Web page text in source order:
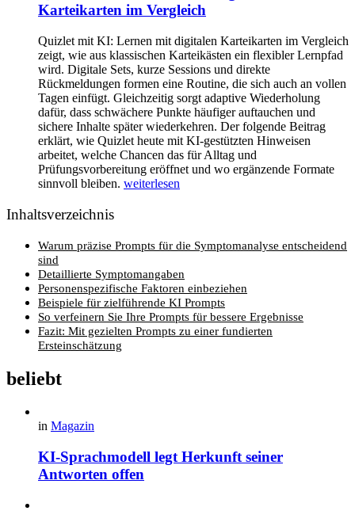
Karteikarten im Vergleich
Quizlet mit KI: Lernen mit digitalen Karteikarten im Vergleich
zeigt, wie aus klassischen Karteikästen ein flexibler Lernpfad
wird. Digitale Sets, kurze Sessions und direkte
Rückmeldungen formen eine Routine, die sich auch an vollen
Tagen einfügt. Gleichzeitig sorgt adaptive Wiederholung
dafür, dass schwächere Punkte häufiger auftauchen und
sichere Inhalte später wiederkehren. Der folgende Beitrag
erklärt, wie Quizlet heute mit KI-gestützten Hinweisen
arbeitet, welche Chancen das für Alltag und
Prüfungsvorbereitung eröffnet und wo ergänzende Formate
sinnvoll bleiben. weiterlesen
Inhaltsverzeichnis
Warum präzise Prompts für die Symptomanalyse entscheidend
sind
Detaillierte Symptomangaben
Personenspezifische Faktoren einbeziehen
Beispiele für zielführende KI Prompts
So verfeinern Sie Ihre Prompts für bessere Ergebnisse
Fazit: Mit gezielten Prompts zu einer fundierten
Ersteinschätzung
beliebt
in Magazin
KI-Sprachmodell legt Herkunft seiner
Antworten offen